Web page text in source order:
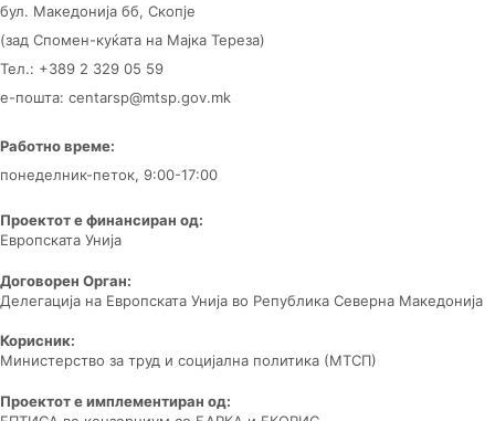
бул. Македонија бб, Скопје
(зад Спомен-куќата на Мајка Тереза)
Тел.: +389 2 329 05 59
е-пошта: centarsp@mtsp.gov.mk
Работно време:
понеделник-петок, 9:00-17:00
Проектот е финансиран од:
Европската Унија
Договорен Орган:
Делегација на Европската Унија во Република Северна Македонија
Корисник:
Министерство за труд и социјална политика (МТСП)
Проектот е имплементиран од: